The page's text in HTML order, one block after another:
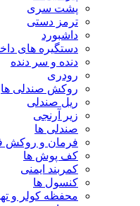
پشت سری
ترمز دستی
داشبورد
دستگیره های
دنده و سر دنده
رودری
روکش صندلی ها
ریل صندلی
زیر آرنجی
صندلی ها
فرمان و روکش
کف پوش ها
کمربند ایمنی
کنسول ها
محفظه کولر و